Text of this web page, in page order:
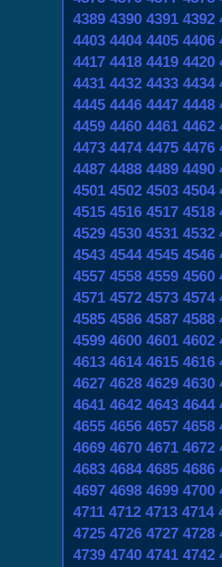
4389 4390 4391 4392
4403 4404 4405 4406
4417 4418 4419 4420
4431 4432 4433 4434
4445 4446 4447 4448
4459 4460 4461 4462
4473 4474 4475 4476
4487 4488 4489 4490
4501 4502 4503 4504
4515 4516 4517 4518
4529 4530 4531 4532
4543 4544 4545 4546
4557 4558 4559 4560
4571 4572 4573 4574
4585 4586 4587 4588
4599 4600 4601 4602
4613 4614 4615 4616
4627 4628 4629 4630
4641 4642 4643 4644
4655 4656 4657 4658
4669 4670 4671 4672
4683 4684 4685 4686
4697 4698 4699 4700
4711 4712 4713 4714
4725 4726 4727 4728
4739 4740 4741 4742